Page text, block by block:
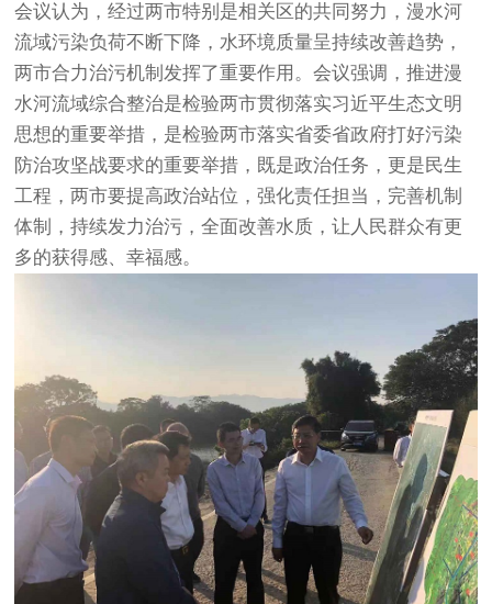
会议认为，经过两市特别是相关区的共同努力，漫水河
流域污染负荷不断下降，水环境质量呈持续改善趋势，
两市合力治污机制发挥了重要作用。会议强调，推进漫
水河流域综合整治是检验两市贯彻落实习近平生态文明
思想的重要举措，是检验两市落实省委省政府打好污染
防治攻坚战要求的重要举措，既是政治任务，更是民生
工程，两市要提高政治站位，强化责任担当，完善机制
体制，持续发力治污，全面改善水质，让人民群众有更
多的获得感、幸福感。